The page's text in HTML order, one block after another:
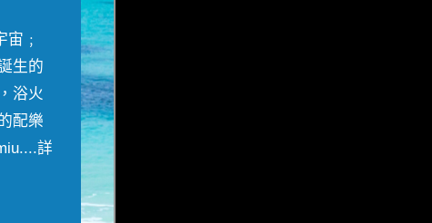
﹔
生的
浴火
配樂
詳